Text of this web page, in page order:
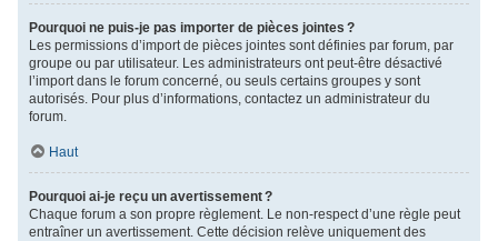
Pourquoi ne puis-je pas importer de pièces jointes ?
Les permissions d’import de pièces jointes sont définies par forum, par
groupe ou par utilisateur. Les administrateurs ont peut-être désactivé
l’import dans le forum concerné, ou seuls certains groupes y sont
autorisés. Pour plus d’informations, contactez un administrateur du
forum.
Haut
Pourquoi ai-je reçu un avertissement ?
Chaque forum a son propre règlement. Le non-respect d’une règle peut
entraîner un avertissement. Cette décision relève uniquement des